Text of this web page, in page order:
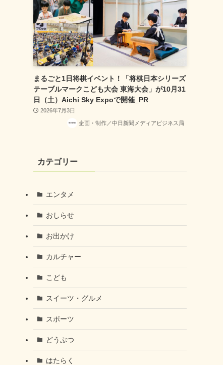
まるごと1日将棋イベント！「将棋日本シリーズ
テーブルマークこども大会 東海大会」が10月31
日（土）Aichi Sky Expoで開催_PR
2026年7月3日
企画・制作／中日新聞メディアビジネス局
カテゴリー
エンタメ
おしらせ
お出かけ
カルチャー
こども
スイーツ・グルメ
スポーツ
どうぶつ
はたらく